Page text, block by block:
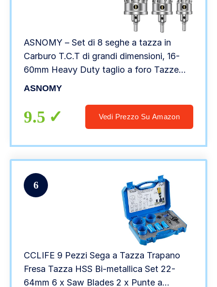
ASNOMY – Set di 8 seghe a tazza in
Carburo T.C.T di grandi dimensioni, 16-
60mm Heavy Duty taglio a foro Tazze
Trapano per sega a tazza in metallo,
custodia
ASNOMY
9.5 Vedi Prezzo Su Amazon
6
CCLIFE 9 Pezzi Sega a Tazza Trapano
Fresa Tazza HSS Bi-metallica Set 22-
64mm 6 x Saw Blades 2 x Punte a